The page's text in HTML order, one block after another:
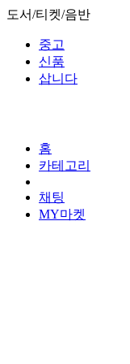
도서/티켓/음반
중고
신품
삽니다
홈
카테고리
채팅
MY마켓